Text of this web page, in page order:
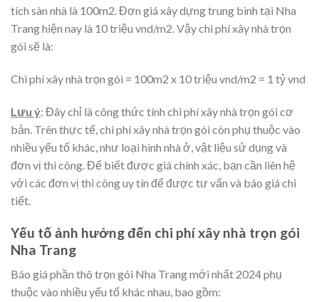
tích sàn nhà là 100m2. Đơn giá xây dựng trung bình tại Nha
Trang hiện nay là 10 triệu vnd/m2. Vậy chi phí xây nhà trọn
gói sẽ là:
Chi phí xây nhà trọn gói = 100m2 x 10 triệu vnd/m2 = 1 tỷ vnd
Lưu ý: Đây chỉ là công thức tính chi phí xây nhà trọn gói cơ
bản. Trên thực tế, chi phí xây nhà trọn gói còn phụ thuộc vào
nhiều yếu tố khác, như loại hình nhà ở, vật liệu sử dụng và
đơn vị thi công. Để biết được giá chính xác, bạn cần liên hệ
với các đơn vị thi công uy tín để được tư vấn và báo giá chi
tiết.
Yếu tố ảnh hưởng đến chi phí xây nhà trọn gói
Nha Trang
Báo giá phần thô trọn gói Nha Trang mới nhất 2024 phụ
thuộc vào nhiều yếu tố khác nhau, bao gồm: